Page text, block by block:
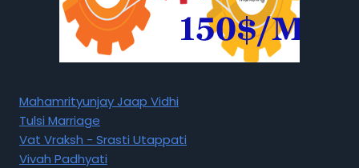
Mahamrityunjay Jaap Vidhi
Tulsi Marriage
Vat Vraksh - Srasti Utappati
Vivah Padhyati